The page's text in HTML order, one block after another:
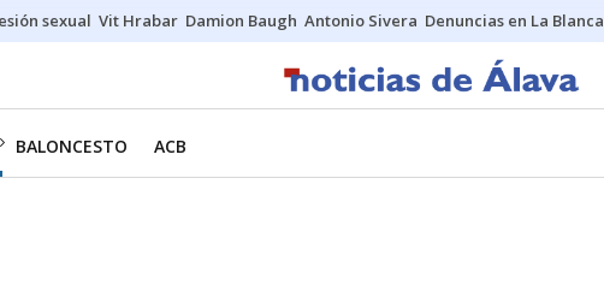
sexual Vit Hrabar Damion Baugh Antonio Sivera Denuncias en La Blanca
BALONCESTO ACB